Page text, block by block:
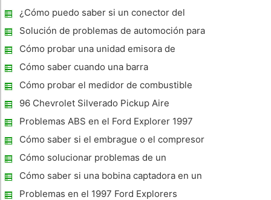
conjunto de arranque: el motor de arranque y el solenoide de
¿Cómo puedo saber si un conector del
mechero de un Jeep Wrangler 1994 está
roto?
Solución de problemas de automoción para
la luz del motor
Cómo probar una unidad emisora ​​de
temperatura
Cómo saber cuando una barra
estabilizadora trasera es malo
Cómo probar el medidor de combustible
para ver si está funcionando
96 Chevrolet Silverado Pickup Aire
acondicionado problemas
Problemas ABS en el Ford Explorer 1997
Cómo saber si el embrague o el compresor
de aire acondicionado es malo
Cómo solucionar problemas de un
alternador Niehoff
Cómo saber si una bobina captadora en un
1975 de Dodge Pick Up es malo?
Problemas en el 1997 Ford Explorers